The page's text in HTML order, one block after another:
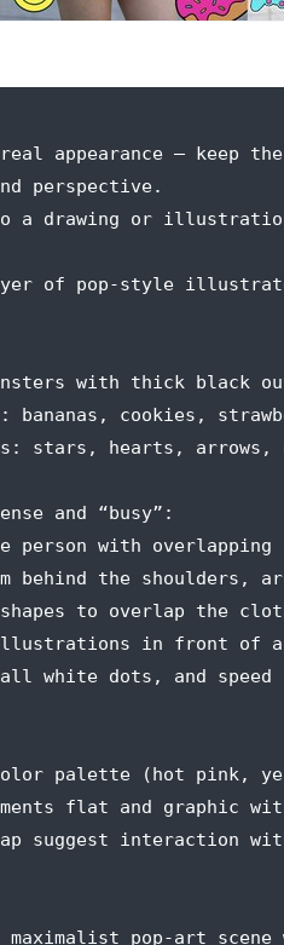
real appearance —
perspective.
a drawing or
of pop-style
with thick black
bananas, cookies,
stars, hearts,
and “busy”:
with overlapping
behind the shoulders,
shapes to overlap the
in front of
white dots, and speed
palette (hot pink,
flat and graphic with
suggest interaction
pop-art